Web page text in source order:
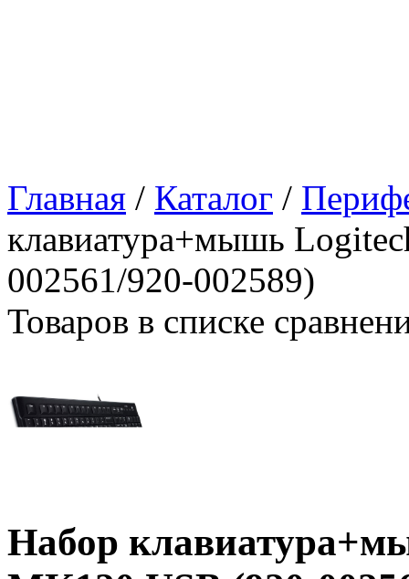
Главная / Каталог /
клавиатура+мышь
002561/920-002589)
Товаров в списке
Набор